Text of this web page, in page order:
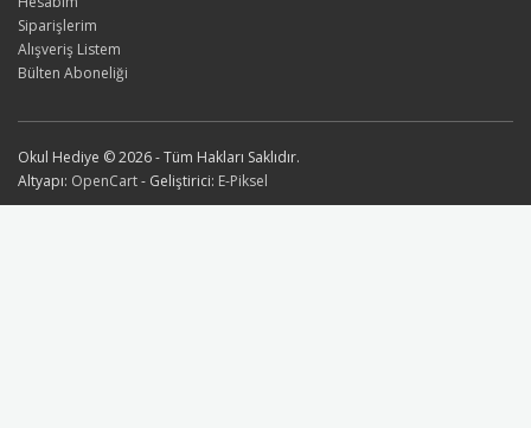
Siparişlerim
Alışveriş Listem
Bülten Aboneliği
Okul Hediye © 2026 - Tüm Hakları Saklıdır.
Altyapı: OpenCart- Geliştirici: E-Piksel